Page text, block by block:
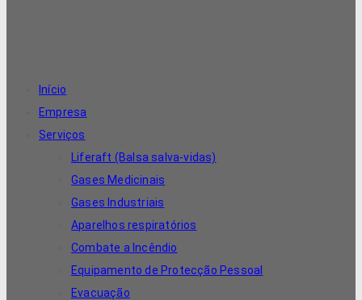
Início
Empresa
Serviços
Liferaft (Balsa salva-vidas)
Gases Medicinais
Gases Industriais
Aparelhos respiratórios
Combate a Incêndio
Equipamento de Protecção Pessoal
Evacuação